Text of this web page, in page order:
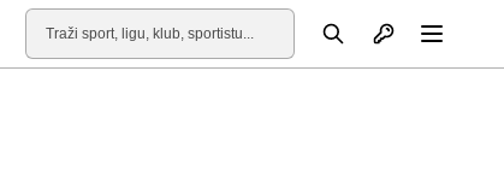
Pretraga Otvori profil